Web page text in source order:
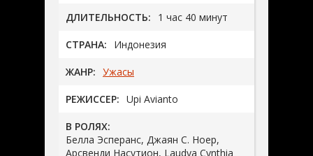
ДЛИТЕЛЬНОСТЬ: 1 час 40 минут
СТРАНА: Индонезия
ЖАНР: Ужасы
РЕЖИССЕР: Upi Avianto
В РОЛЯХ:
Белла Эсперанс, Джаян С. Ноер,
Арсвенди Насутион, Laudya Cynthia